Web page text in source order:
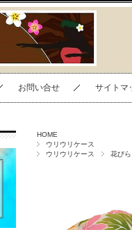
お問い合せ サイトマ
HOME
ウリウリケース
ウリウリケース
花び